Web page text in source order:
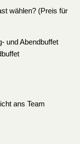
wählen? (Preis für
und Abendbuffet
ans Team